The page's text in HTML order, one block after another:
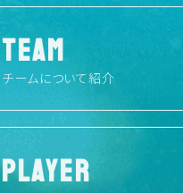
TEAM
チームについて紹介
PLAYER